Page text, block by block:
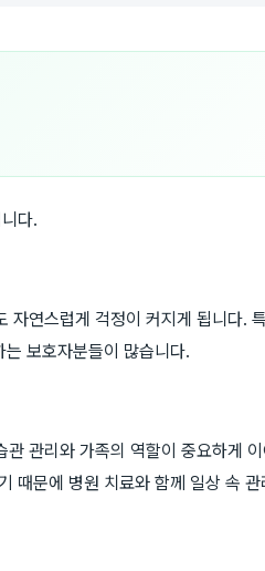
다.
자연스럽게 걱정이 커지게 됩니다.
보호자분들이 많습니다.
관리와 가족의 역할이 중요하게
때문에 병원 치료와 함께 일상 속